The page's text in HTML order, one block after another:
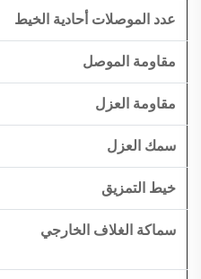
عدد الموصلات أحادية الخيط
مقاومة الموصل
مقاومة العزل
سمك العزل
خيط التمزيق
سماكة الغلاف الخارجي